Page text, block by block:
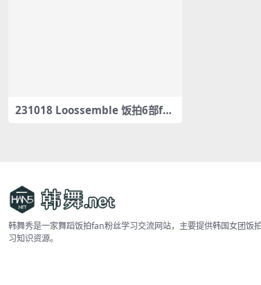
231018 Loossemble 饭拍6部fa
韩舞秀是一家舞蹈饭拍fan粉丝学习交流网站，主要提供韩国女团饭
习知识资源。